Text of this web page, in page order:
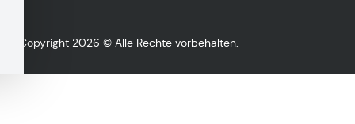
Copyright 2026 © Alle Rechte vorbehalten.